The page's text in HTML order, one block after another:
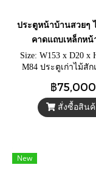
ประตูหน้าบ้านสวยๆ
คาดแถบเหล็กห
Size: W153 x D20 x
M84 ประตูเก่าไม้สั
โบราณน็อคดาวน์ไม่
เก่าวินเทจ
฿75,000
สั่งซื้อสินค้
New